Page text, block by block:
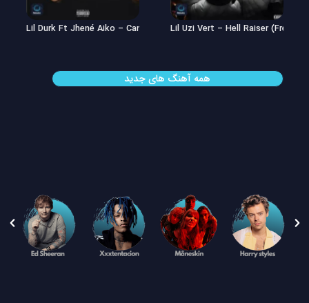
Lil Durk Ft Jhené Aiko – Can’t
Lil Uzi Vert – Double See
همه آهنگ های جدید